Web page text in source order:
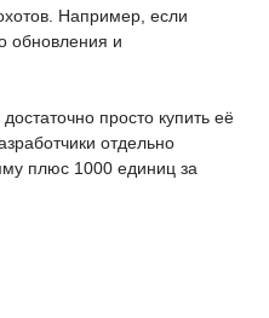
Например, если
обновления и
просто купить её
отдельно
плюс 1000 единиц за